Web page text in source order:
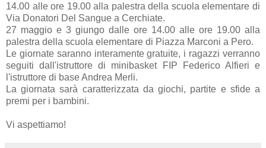
14.00 alle ore 19.00 alla palestra della scuola elementare di
Via Donatori Del Sangue a Cerchiate.
27 maggio e 3 giungo dalle ore 14.00 alle ore 19.00 alla
palestra della scuola elementare di Piazza Marconi a Pero.
Le giornate saranno interamente gratuite, i ragazzi verranno
seguiti dall'istruttore di minibasket FIP Federico Alfieri e
l'istruttore di base Andrea Merli.
La giornata sarà caratterizzata da giochi, partite e sfide a
premi per i bambini.
Vi aspettiamo!